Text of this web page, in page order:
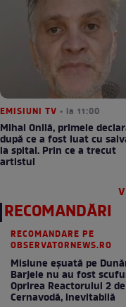
EMISIUNI TV • la 11:00
Mihai Onilă, primele
după ce a fost luat cu
la spital. Prin ce a trecut
artistul
RECOMANDĂRI
RECOMANDARE PE
OBSERVATORNEWS.RO
Misiune eșuată pe
Barjele nu au fost
Oprirea Reactorului 2
Cernavodă, inevitabilă